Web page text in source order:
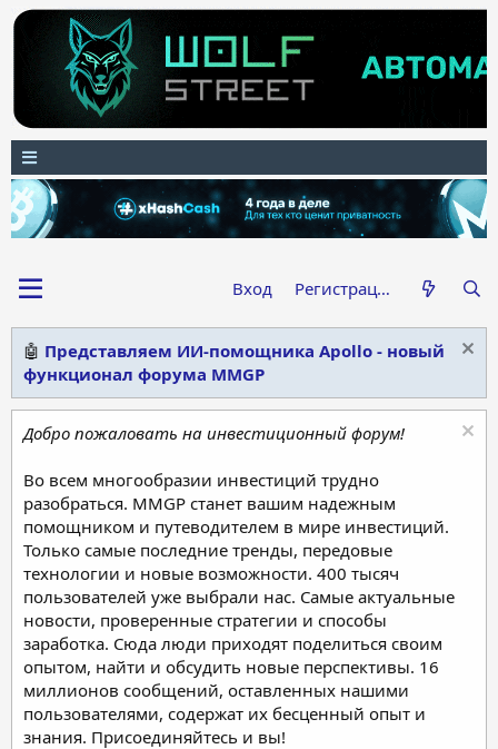
Вход Регистрация
🤖 Представляем ИИ-помощника Apollo - новый
функционал форума MMGP
Добро пожаловать на инвестиционный форум!
Во всем многообразии инвестиций трудно
разобраться. MMGP станет вашим надежным
помощником и путеводителем в мире инвестиций.
Только самые последние тренды, передовые
технологии и новые возможности. 400 тысяч
пользователей уже выбрали нас. Самые актуальные
новости, проверенные стратегии и способы
заработка. Сюда люди приходят поделиться своим
опытом, найти и обсудить новые перспективы. 16
миллионов сообщений, оставленных нашими
пользователями, содержат их бесценный опыт и
знания. Присоединяйтесь и вы!